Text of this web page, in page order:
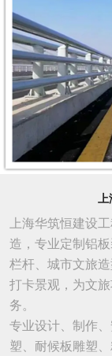
上海华筑恒建设
造，专业定制铝
栏杆、城市文旅
打卡景观，为文
务。
专业设计、制作
塑、耐候板雕塑